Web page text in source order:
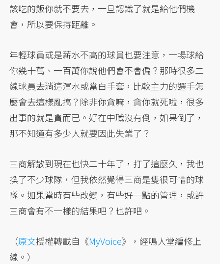
該吃的飯你就不要去，一旦認識了就是給他們機
會，所以要保持距離。
年輕球員或是薪水不高的球員也要注意，一場球給
你幾十萬、一百萬你說他們會不會偏？那時很多二
線球員去淌這渾水或當白手套，比較主力的選手怎
麼會去這樣亂搞？除非你貪嘛，貪你就死啦，很多
出事的就是貪而已。好在中職沒有倒，如果倒了，
那不知道有多少人就要因此失業了？
三商解散到現在也快二十年了，打了這麼久，我也
換了不少球隊，但我依然覺得三商是隻很可惜的球
隊。如果當時有些改變，有些好一點的管理，或許
三商會有不一樣的結果吧？也許吧。
（原文授權轉載自《MyVoice》，經鳴人堂編修上
線。）